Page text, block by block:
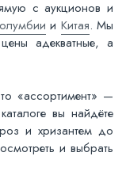
с аукционов и
и Китая. Мы
адекватные, а
«ассортимент» —
вы найдёте
и хризантем до
и выбрать